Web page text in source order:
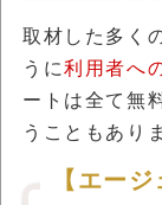
取材した多く
うに利用者へ
ートは全て無
うこともあり
【エー